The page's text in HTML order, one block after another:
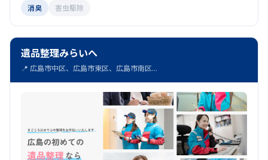
消臭
害虫駆除
遺品整理みらいへ
📍 広島市中区、広島市東区、広島市南区...